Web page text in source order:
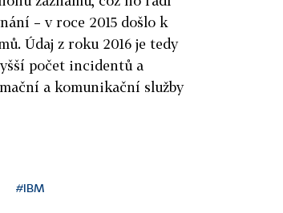
– v roce 2015 došlo k
Údaj z roku 2016 je tedy
počet incidentů a
a komunikační služby
#IBM